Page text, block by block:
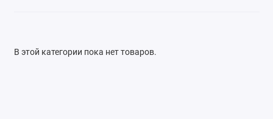
Effektiv
В этой категории пока нет товаров.